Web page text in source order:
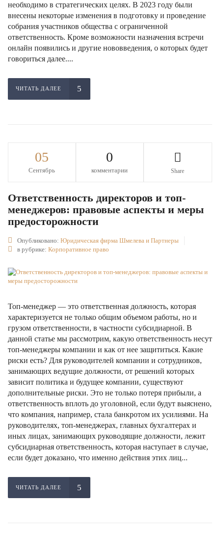
необходимо в стратегических целях. В 2023 году были
внесены некоторые изменения в подготовку и проведение
собрания участников общества с ограниченной
ответственность. Кроме возможности назначения встречи
онлайн появились и другие нововведения, о которых будет
говориться далее....
ЧИТАТЬ ДАЛЕЕ
05
Сентябрь
0
комментарии Share
Ответственность директоров и топ-
менеджеров: правовые аспекты и меры
предосторожности
Опубликовано: Юридическая фирма Шмелева и Партнеры
в рубрике: Корпоративное право
Топ-менеджер — это ответственная должность, которая
характеризуется не только общим объемом работы, но и
грузом ответственности, в частности субсидиарной. В
данной статье мы рассмотрим, какую ответственность несут
топ-менеджеры компании и как от нее защититься. Какие
риски есть? Для руководителей компании и сотрудников,
занимающих ведущие должности, от решений которых
зависит политика и будущее компании, существуют
дополнительные риски. Это не только потеря прибыли, а
ответственность вплоть до уголовной, если будут выяснено,
что компания, например, стала банкротом их усилиями. На
руководителях, топ-менеджерах, главных бухгалтерах и
иных лицах, занимающих руководящие должности, лежит
субсидиарная ответственность, которая наступает в случае,
если будет доказано, что именно действия этих лиц...
ЧИТАТЬ ДАЛЕЕ